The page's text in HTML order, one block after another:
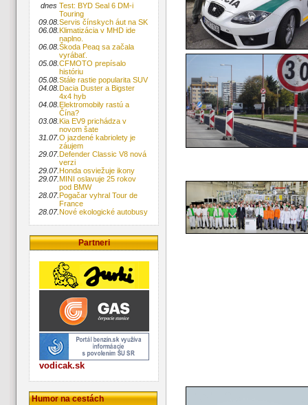
dnes Test: BYD Seal 6 DM-i
Touring
09.08.Servis čínskych áut na SK
06.08.Klimatizácia v MHD ide
naplno.
06.08.Škoda Peaq sa začala
vyrábať.
05.08.CFMOTO prepísalo
históriu
05.08.Stále rastie popularita SUV
04.08.Dacia Duster a Bigster
4x4 hyb
04.08.Elektromobily rastú a
Čína?
03.08.Kia EV9 prichádza v
novom šate
31.07.O jazdené kabriolety je
záujem
29.07.Defender Classic V8 nová
verzi
29.07.Honda osviežuje ikony
29.07.MINI oslavuje 25 rokov
pod BMW
28.07.Pogačar vyhral Tour de
France
28.07.Nové ekologické autobusy
Partneri
vodicak.sk
Humor na cestách